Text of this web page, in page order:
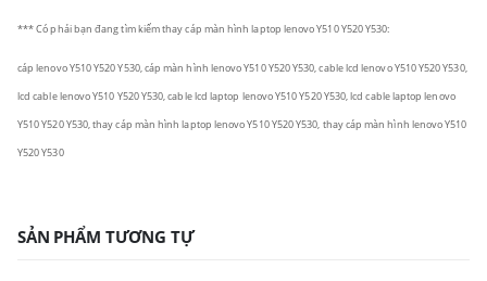
*** Có phải bạn đang tìm kiếm thay cáp màn hình laptop lenovo Y510 Y520 Y530:
cáplenovo Y510 Y520 Y530, cáp màn hình lenovo Y510 Y520 Y530, cable lcdlenovo Y510 Y520 Y530,
lcd cablelenovo Y510 Y520 Y530, cable lcd laptop lenovo Y510 Y520 Y530, lcd cable laptoplenovo
Y510 Y520 Y530, thay cáp màn hình laptop lenovo Y510 Y520 Y530, thay cáp màn hình lenovo Y510
Y520 Y530
SẢN PHẨM TƯƠNG TỰ